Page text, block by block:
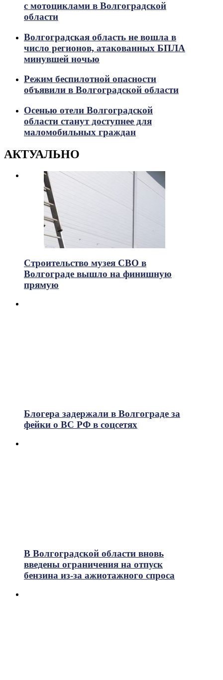
с мотоциклами в Волгоградской
области
Волгоградская область не вошла в
число регионов, атакованных БПЛА
минувшей ночью
Режим беспилотной опасности
объявили в Волгоградской области
Осенью отели Волгоградской
области станут доступнее для
маломобильных граждан
АКТУАЛЬНО
Строительство музея СВО в
Волгограде вышло на финишную
прямую
Блогера задержали в Волгограде за
фейки о ВС РФ в соцсетях
В Волгоградской области вновь
введены ограничения на отпуск
бензина из-за ажиотажного спроса